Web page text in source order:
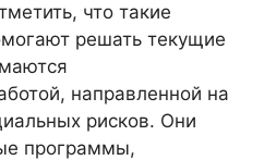
что такие
решать текущие
направленной на
рисков. Они
программы,